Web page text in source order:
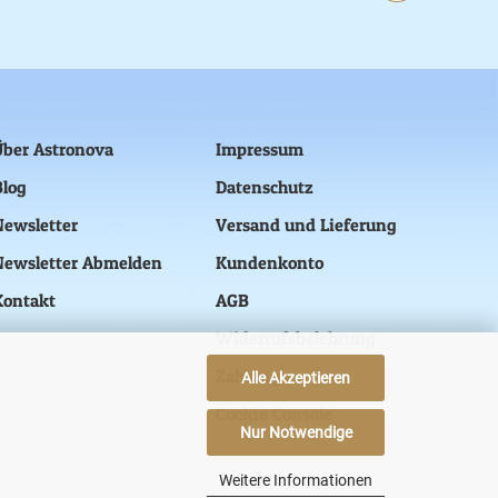
Alle Akzeptieren
Nur Notwendige
Weitere Informationen
Astronova
Abmelden
Impressum
Datenschutz
Versand und Lieferung
Kundenkonto
AGB
Widerrufsbelehrung
Zahlung
Cookie Console